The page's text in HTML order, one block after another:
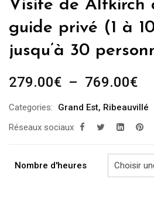
Visite de Altkirch
guide privé (1 à
jusqu’à 30
279.00€ – 769.00€
Categories: Grand Est, Ribeauvillé
Réseaux sociaux
Nombre d'heures